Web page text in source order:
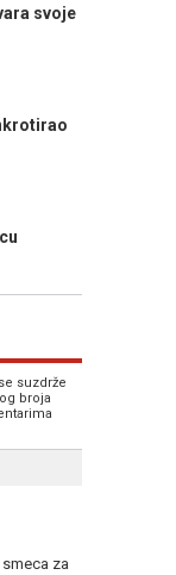
svoje
suzdrže
broja
za